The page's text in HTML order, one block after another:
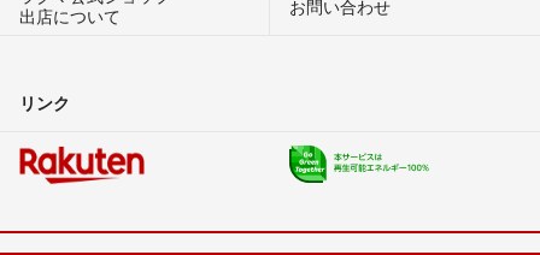
出店について
お問い合わせ
リンク